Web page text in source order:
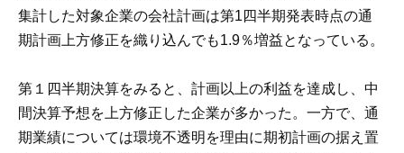
集計した対象企業の会社計画は第1四半期発表時点の通
期計画上方修正を織り込んでも1.9％増益となっている。
第１四半期決算をみると、計画以上の利益を達成し、中
間決算予想を上方修正した企業が多かった。一方で、通
期業績については環境不透明を理由に期初計画の据え置